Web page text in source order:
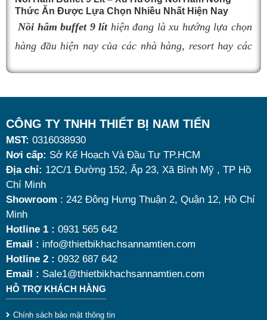
cầu sử dụng là vô cùng quan trọng. Dưới đây là
Thức Ăn Được Lựa Chọn Nhiều Nhất Hiện Nay
Nồi hâm buffet 9 líthiện đang là xu hướng lựa chọn
hàng đầu hiện nay của các nhà hàng, resort hay các
Tuy nhiên, giữa hàng loạt mẫu mã trên thị trường,
đâu là loại phù hợp nhất? Nên chọn nồi hâm buffet
dùng điện hay dùng cồn? Cùng tìm hiểu những tiêu
chí quan trọng giúp bạn chọn được mẫu
nóng thức ăn 9 lítchất lượng, bền đẹp và tối ưu chi
phí nhất hiện nay.
CÔNG TY TNHH THIẾT BỊ NAM TIẾN
MST: 0316038930
Nơi cấp: Sở Kế Hoạch Và Đầu Tư TP.HCM
Địa chỉ: 12C/1 Đường 152, Ấp 23, Xã Bình Mỹ , TP Hồ
Chí Minh
Showroom : 242 Đông Hưng Thuận 2, Quận 12, Hồ Chí
Minh
Hotline 1 : 0931 565 642
Email : info@thietbikhachsannamtien.com
Hotline 2 : 0932 687 642
Email : Sale1@thietbikhachsannamtien.com
HỖ TRỢ KHÁCH HÀNG
Chính sách bảo mật thông tin